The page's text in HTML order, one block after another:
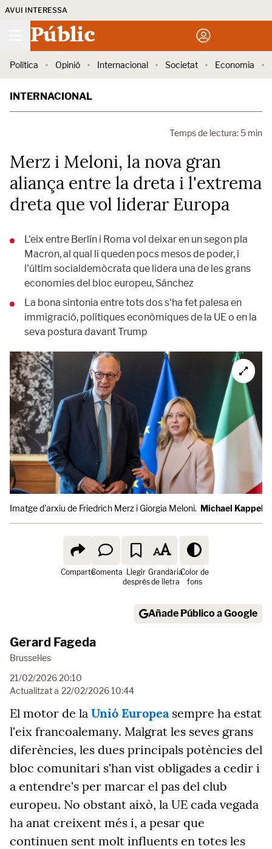
AVUI INTERESSA
Públic
Política Opinió Internacional Societat Economia
INTERNACIONAL
Temps de lectura: 5 min
Merz i Meloni, la nova gran
aliança entre la dreta i l'extrema
dreta que vol liderar Europa
L'eix entre Berlín i Roma vol deixar en un segon pla
Macron, al qual li queden pocs mesos de poder, i
l'últim socialdemòcrata que lidera una de les grans
economies del bloc europeu, Sánchez
La bona sintonia entre tots dos s'ha fet palesa en
immigració, polítiques econòmiques de la UE o en la
seva postura davant Trump
Imatge d'arxiu de Friedrich Merz i Giorgia Meloni. Michael
ComparteComenta Llegir
després
Grandària
de lletra
Color de
fons
Añade Público a Google
Gerard Fageda
Brussel·les
21/02/2026 20:10
Actualitzat a 22/02/2026 10:44
El motor de la Unió Europeasempre ha estat
l'eix francoalemany. Malgrat les seves grans
diferències, les dues principals potències del
bloc comunitari s'han vist obligades a cedir i
a entendre's per marcar el pas del club
europeu. No obstant això, la UE cada vegada
ha anat creixent més i, a pesar que
continuen sent molt influents en totes les